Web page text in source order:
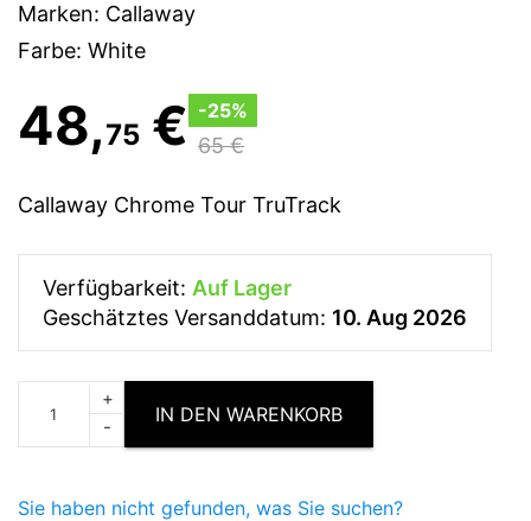
Entfernungsmesser & GPS
Marken: Callaway
Farbe: White
48,75 € -25%
65 €
Callaway Chrome Tour TruTrack
Verfügbarkeit: Auf Lager
Geschätztes Versanddatum: 10. Aug 2026
+
-
IN DEN WARENKORB
Sie haben nicht gefunden, was Sie suchen?